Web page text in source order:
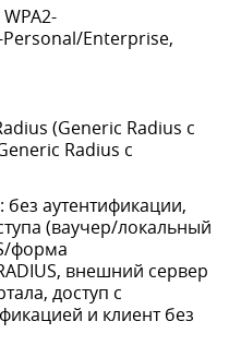
Enterprise,
(Generic Radius с
Radius с
: без аутентификации,
(ваучер/локальный
форма
внешний сервер
доступ с
и клиент без